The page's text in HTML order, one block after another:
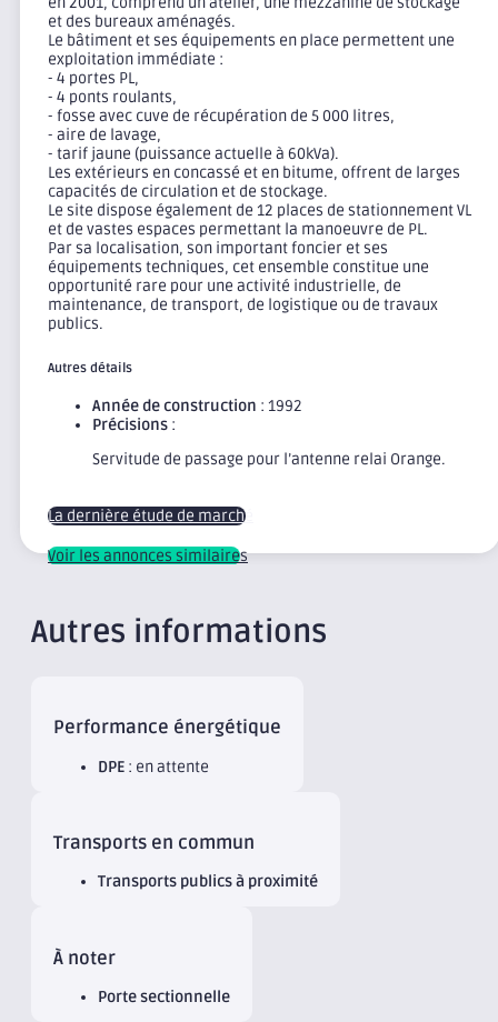
et des bureaux aménagés.
Le bâtiment et ses équipements en place permettent une
exploitation immédiate :
- 4 portes PL,
- 4 ponts roulants,
- fosse avec cuve de récupération de 5 000 litres,
- aire de lavage,
- tarif jaune (puissance actuelle à 60kVa).
Les extérieurs en concassé et en bitume, offrent de larges
capacités de circulation et de stockage.
Le site dispose également de 12 places de stationnement VL
et de vastes espaces permettant la manoeuvre de PL.
Par sa localisation, son important foncier et ses
équipements techniques, cet ensemble constitue une
opportunité rare pour une activité industrielle, de
maintenance, de transport, de logistique ou de travaux
publics.
Autres détails
Année de construction : 1992
Précisions :
Servitude de passage pour l’antenne relai Orange.
La dernière étude de marché
Voir les annonces similaires
Autres informations
Performance énergétique
DPE : en attente
Transports en commun
Transports publics à proximité
À noter
Porte sectionnelle